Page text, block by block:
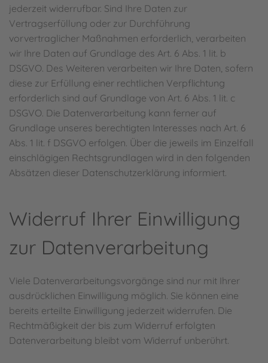
jederzeit widerrufbar. Sind Ihre Daten zur
Vertragserfüllung oder zur Durchführung
vorvertraglicher Maßnahmen erforderlich, verarbeiten
wir Ihre Daten auf Grundlage des Art. 6 Abs. 1 lit. b
DSGVO. Des Weiteren verarbeiten wir Ihre Daten, sofern
diese zur Erfüllung einer rechtlichen Verpflichtung
erforderlich sind auf Grundlage von Art. 6 Abs. 1 lit. c
DSGVO. Die Datenverarbeitung kann ferner auf
Grundlage unseres berechtigten Interesses nach Art. 6
Abs. 1 lit. f DSGVO erfolgen. Über die jeweils im Einzelfall
einschlägigen Rechtsgrundlagen wird in den folgenden
Absätzen dieser Datenschutzerklärung informiert.
Widerruf Ihrer Einwilligung
zur Datenverarbeitung
Viele Datenverarbeitungsvorgänge sind nur mit Ihrer
ausdrücklichen Einwilligung möglich. Sie können eine
bereits erteilte Einwilligung jederzeit widerrufen. Die
Rechtmäßigkeit der bis zum Widerruf erfolgten
Datenverarbeitung bleibt vom Widerruf unberührt.